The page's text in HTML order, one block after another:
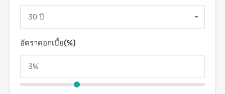
30 ปี
อัตราดอกเบี้ย(%)